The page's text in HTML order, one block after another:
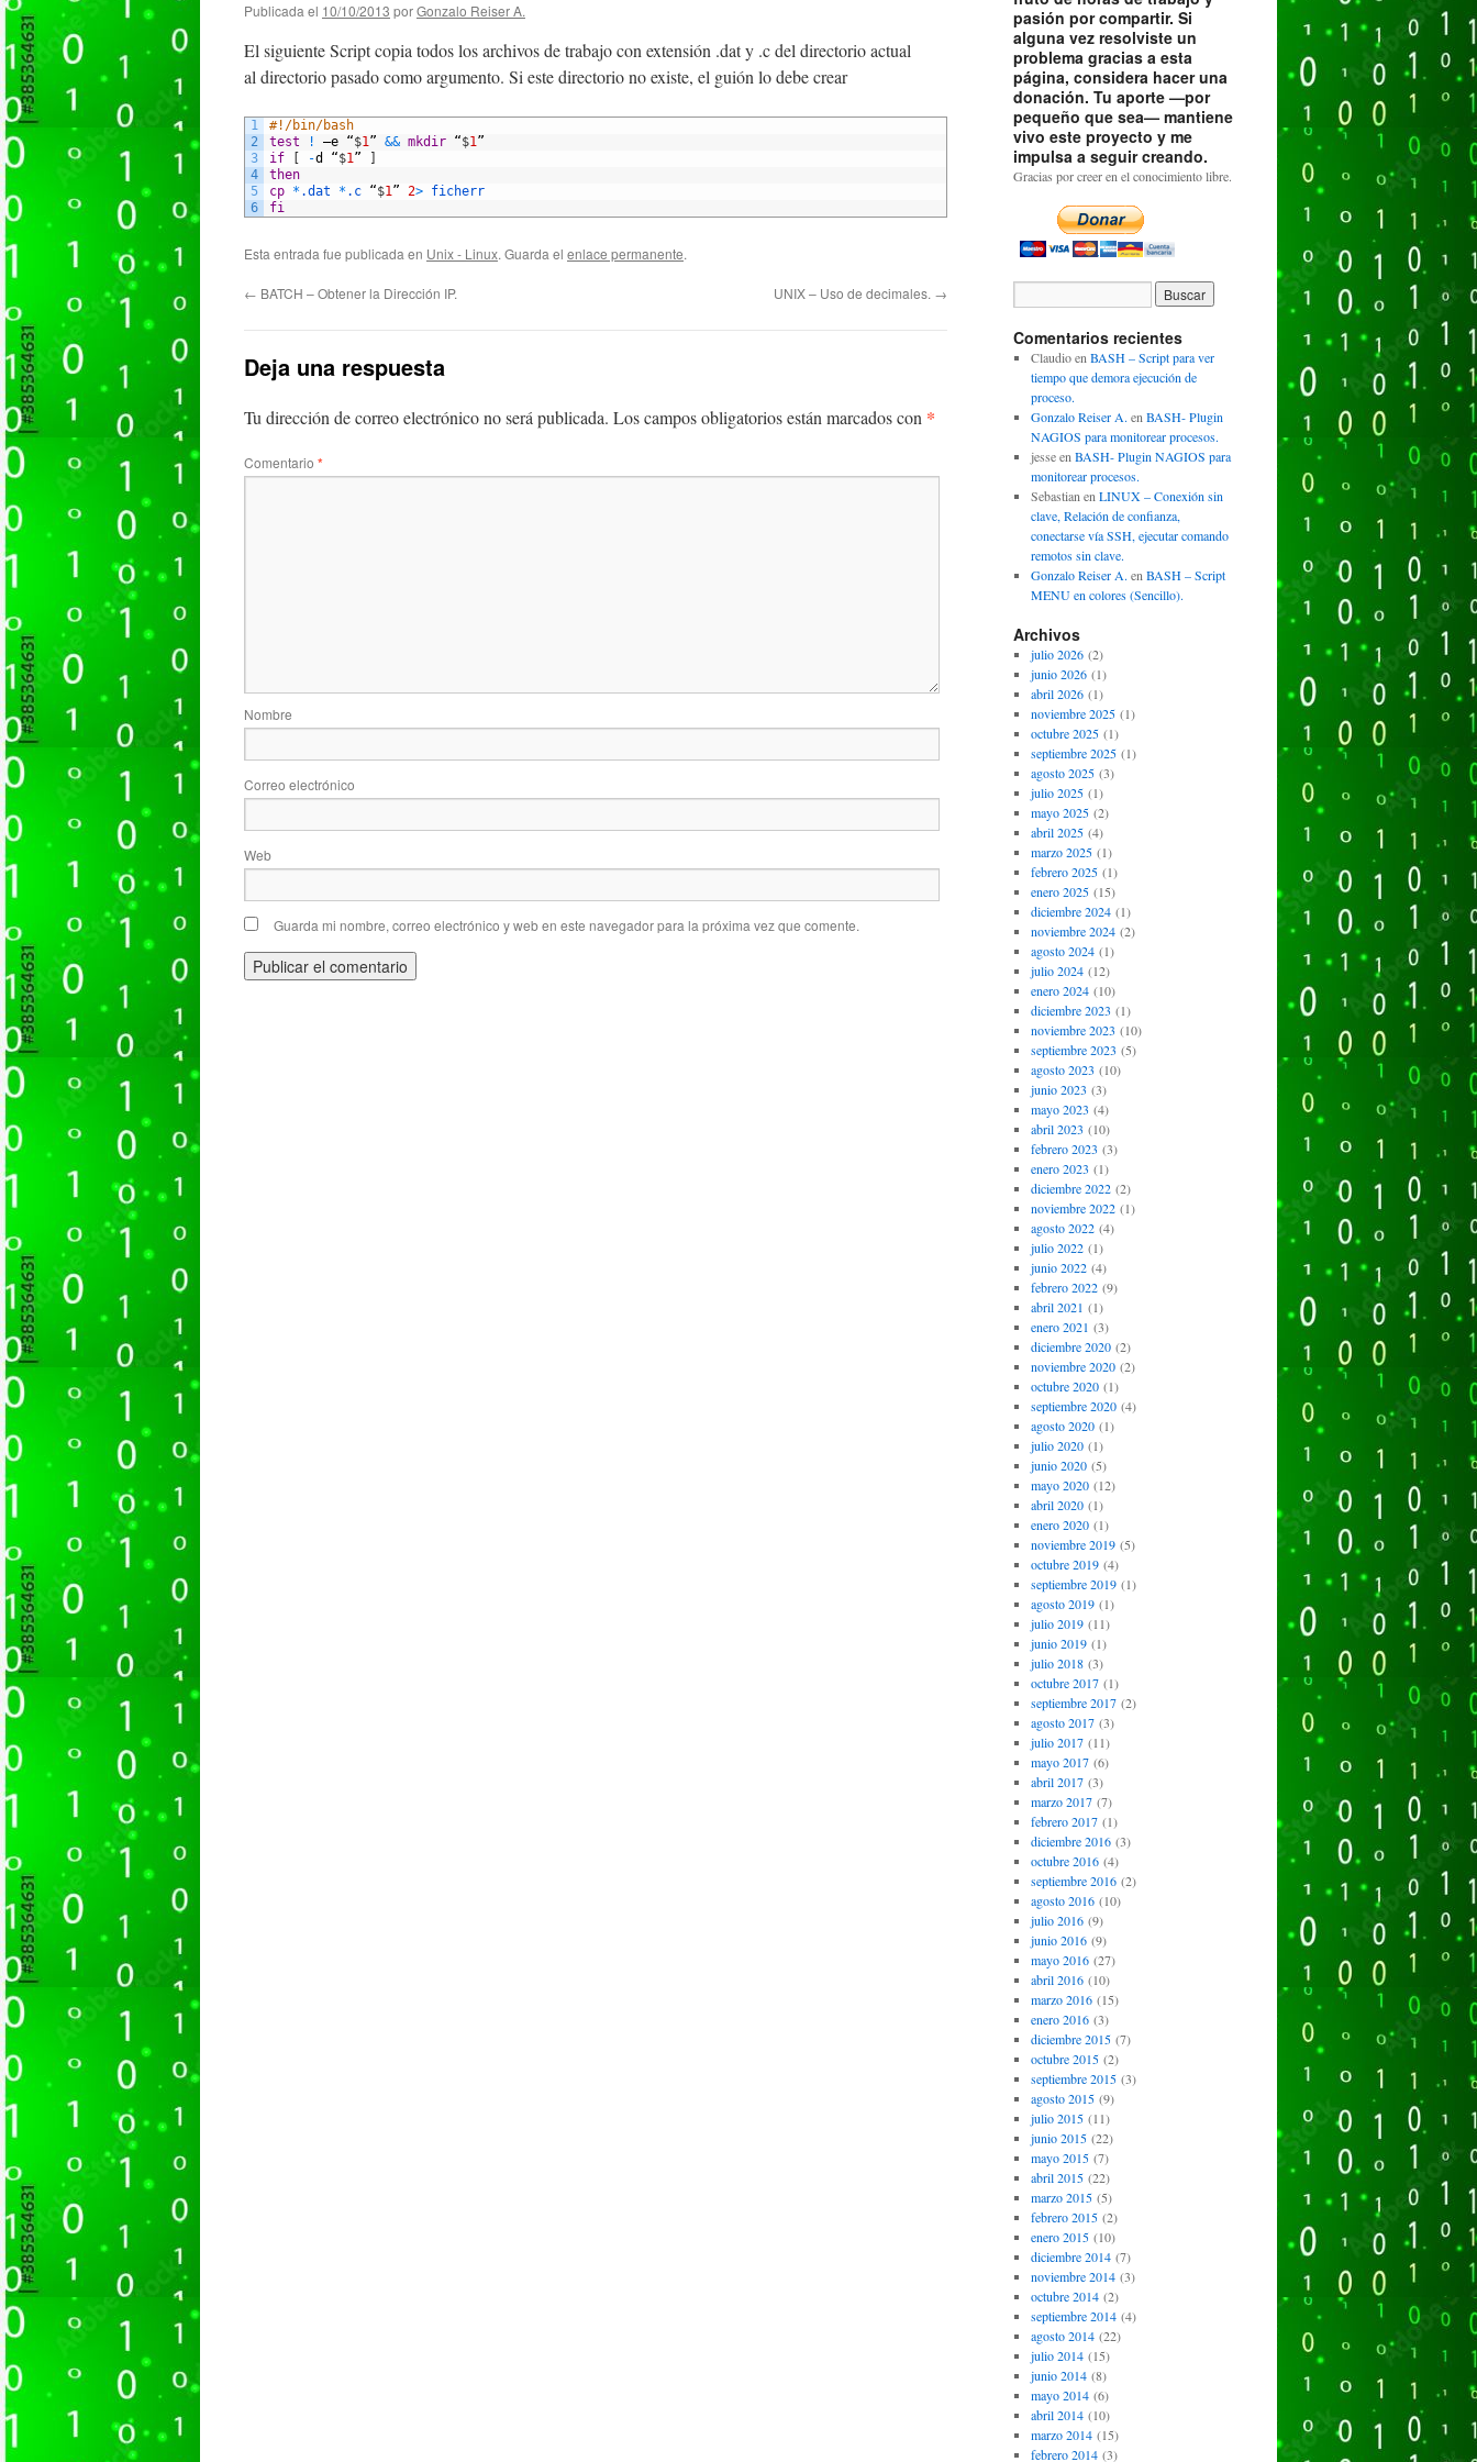
Publicada el 10/10/2013 porGonzalo Reiser A.
El siguiente Script copia todos los archivos de trabajo con extensión .dat y .c del directorio actual
al directorio pasado como argumento. Si este directorio no existe, el guión lo debe crear
1
2
3
4
5
6
#!/bin/bash
test
! –e “$1” && mkdir “$1”
if
-d “$1”
then
cp * .dat * .c “$1” 2> ficherr
fi
Esta entrada fue publicada en Unix - Linux. Guarda el enlace permanente.
← BATCH – Obtener la Dirección IP. UNIX – Uso de decimales. →
Deja una respuesta
Tu dirección de correo electrónico no será publicada. Los campos obligatorios están marcados con *
Comentario *
Nombre
Correo electrónico
Web
Guarda mi nombre, correo electrónico y web en este navegador para la próxima vez que comente.
pasión por compartir. Si
alguna vez resolviste un
problema gracias a esta
página, considera hacer una
donación. Tu aporte —por
pequeño que sea— mantiene
vivo este proyecto y me
impulsa a seguir creando.
Gracias por creer en el conocimiento libre.
Comentarios recientes
Claudioen BASH – Script para ver
tiempo que demora ejecución de
proceso.
Gonzalo Reiser A. en BASH- Plugin
NAGIOS para monitorear procesos.
jesseen BASH- Plugin NAGIOS para
monitorear procesos.
Sebastian en LINUX – Conexión sin
clave, Relación de confianza,
conectarse vía SSH, ejecutar comando
remotos sin clave.
Gonzalo Reiser A. en BASH – Script
MENU en colores (Sencillo).
Archivos
julio 2026(2)
junio 2026(1)
abril 2026(1)
noviembre 2025(1)
octubre 2025(1)
septiembre 2025(1)
agosto 2025(3)
julio 2025(1)
mayo 2025(2)
abril 2025(4)
marzo 2025(1)
febrero 2025(1)
enero 2025(15)
diciembre 2024(1)
noviembre 2024(2)
agosto 2024(1)
julio 2024(12)
enero 2024(10)
diciembre 2023 (1)
noviembre 2023 (10)
septiembre 2023 (5)
agosto 2023 (10)
junio 2023 (3)
mayo 2023 (4)
abril 2023 (10)
febrero 2023 (3)
enero 2023 (1)
diciembre 2022(2)
noviembre 2022(1)
agosto 2022(4)
julio 2022(1)
junio 2022(4)
febrero 2022(9)
abril 2021 (1)
enero 2021 (3)
diciembre 2020(2)
noviembre 2020(2)
octubre 2020(1)
septiembre 2020(4)
agosto 2020(1)
julio 2020(1)
junio 2020(5)
mayo 2020(12)
abril 2020(1)
enero 2020(1)
noviembre 2019(5)
octubre 2019(4)
septiembre 2019(1)
agosto 2019(1)
julio 2019(11)
junio 2019(1)
julio 2018(3)
octubre 2017(1)
septiembre 2017(2)
agosto 2017(3)
julio 2017(11)
mayo 2017(6)
abril 2017(3)
marzo 2017(7)
febrero 2017(1)
diciembre 2016(3)
octubre 2016(4)
septiembre 2016(2)
agosto 2016(10)
julio 2016(9)
junio 2016(9)
mayo 2016(27)
abril 2016(10)
marzo 2016(15)
enero 2016(3)
diciembre 2015(7)
octubre 2015(2)
septiembre 2015(3)
agosto 2015(9)
julio 2015(11)
junio 2015(22)
mayo 2015(7)
abril 2015(22)
marzo 2015(5)
febrero 2015(2)
enero 2015(10)
diciembre 2014(7)
noviembre 2014(3)
octubre 2014(2)
septiembre 2014(4)
agosto 2014(22)
julio 2014(15)
junio 2014(8)
mayo 2014(6)
abril 2014(10)
marzo 2014(15)
febrero 2014(3)